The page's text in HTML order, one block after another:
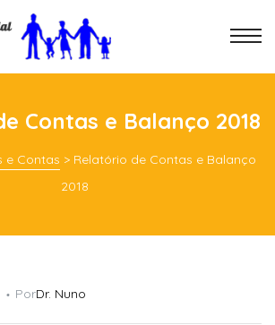
Contas e Balanço 2018
e Contas > Relatório de Contas e Balanço
2018
PorDr. Nuno